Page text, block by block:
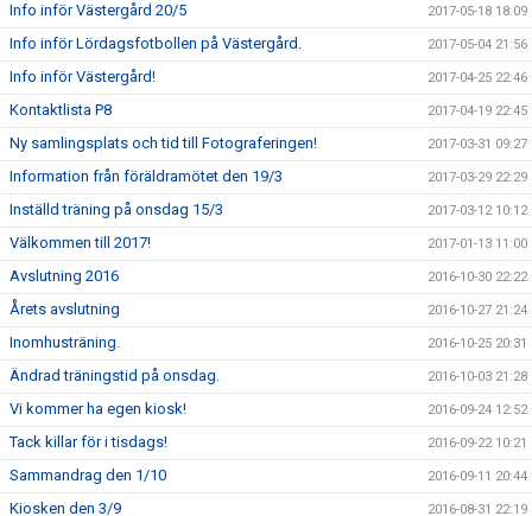
Info inför Västergård 20/5 2017-05-18 18:09
Info inför Lördagsfotbollen på Västergård. 2017-05-04 21:56
Info inför Västergård! 2017-04-25 22:46
Kontaktlista P8 2017-04-19 22:45
Ny samlingsplats och tid till Fotograferingen! 2017-03-31 09:27
Information från föräldramötet den 19/3 2017-03-29 22:29
Inställd träning på onsdag 15/3 2017-03-12 10:12
Välkommen till 2017! 2017-01-13 11:00
Avslutning 2016 2016-10-30 22:22
Årets avslutning 2016-10-27 21:24
Inomhusträning. 2016-10-25 20:31
Ändrad träningstid på onsdag. 2016-10-03 21:28
Vi kommer ha egen kiosk! 2016-09-24 12:52
Tack killar för i tisdags! 2016-09-22 10:21
Sammandrag den 1/10 2016-09-11 20:44
Kiosken den 3/9 2016-08-31 22:19